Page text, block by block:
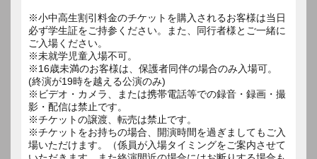
※小中高生割引料金のチケットを購入されるお客様は当日
必ず学生証をご持参ください。また、同行者様とご一緒に
ご入場ください。
※未就学児童入場不可。
※16歳未満のお客様は、保護者同伴の場合のみ入場可。
(終演が19時を越える公演のみ)
※ビデオ・カメラ、または携帯電話等での録音・録画・撮
影・配信は禁止です。
※チケットの譲渡、転売は禁止です。
※チケットをお持ちの場合、開演時間を過ぎましてもご入
場いただけます。（係員が入場タイミングをご案内させて